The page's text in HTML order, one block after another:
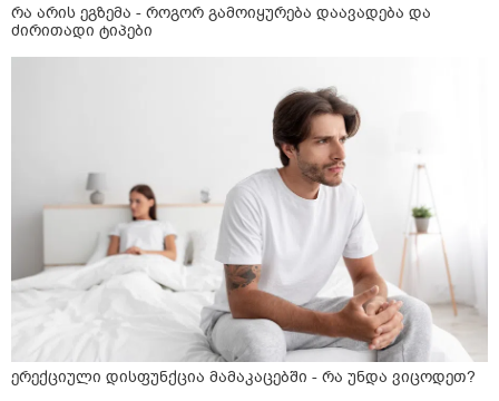
რა არის ეგზემა - როგორ გამოიყურება დაავადება და
ძირითადი ტიპები
ერექციული დისფუნქცია მამაკაცებში - რა უნდა ვიცოდეთ?